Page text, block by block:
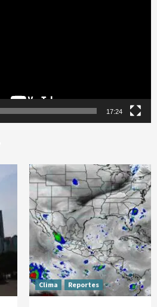
17:24
Clima Reportes